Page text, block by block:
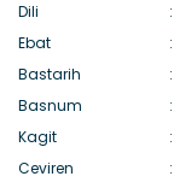
Dili
Ebat
Bastarih
Basnum
Kagit
Ceviren